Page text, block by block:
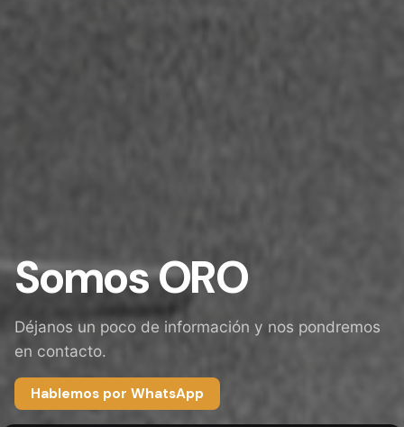
Somos ORO
Déjanos un poco de información y nos pondremos
en contacto.
Hablemos por WhatsApp